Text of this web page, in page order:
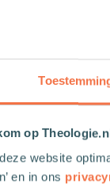
op
website
en in ons